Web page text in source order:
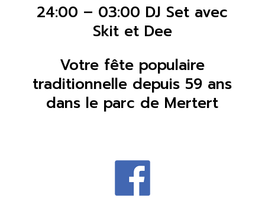
24:00 – 03:00 DJ Set avec
Skit et Dee
Votre fête populaire
traditionnelle depuis 59 ans
dans le parc de Mertert